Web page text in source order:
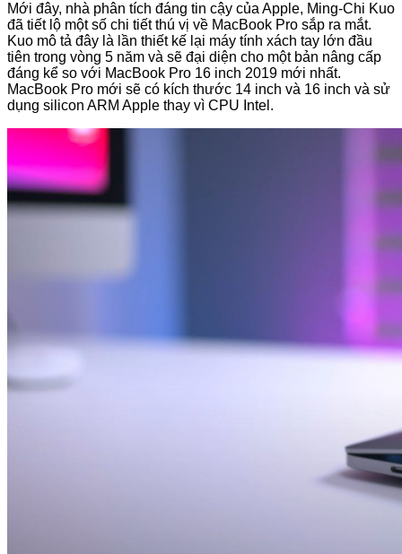
Mới đây, nhà phân tích đáng tin cậy của Apple, Ming-Chi Kuo
đã tiết lộ một số chi tiết thú vị về MacBook Pro sắp ra mắt.
Kuo mô tả đây là lần thiết kế lại máy tính xách tay lớn đầu
tiên trong vòng 5 năm và sẽ đại diện cho một bản nâng cấp
đáng kể so với MacBook Pro 16 inch 2019 mới nhất.
MacBook Pro mới sẽ có kích thước 14 inch và 16 inch và sử
dụng silicon ARM Apple thay vì CPU Intel.